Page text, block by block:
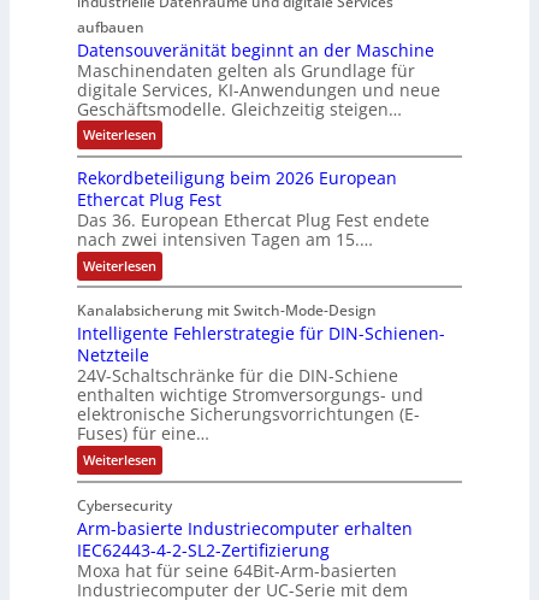
t
r
i
s
c
h
e
A
t
o
m
a
t
i
o
n
g
e
w
ä
h
l
t
l
e
s
c
h
e
G
e
h
ä
u
s
e
e
h
u
n
g
n
c
h
u
z
l
a
c
k
b
e
s
c
i
h
t
u
f
ü
r
g
s
c
h
a
l
t
u
n
g
i
e
l
s
e
M
u
l
t
i
t
u
n
K
i
t
E
o
d
aufbauen
Datensouveränität beginnt an der Maschine
Maschinendaten gelten als Grundlage für
digitale Services, KI-Anwendungen und neue
Geschäftsmodelle. Gleichzeitig steigen…
Weiterlesen:
D
t
e
n
s
o
u
v
r
ä
i
t
ä
t
b
e
g
i
n
n
t
a
n
d
Rekordbeteiligung beim 2026 European
Ethercat Plug Fest
Das 36. European Ethercat Plug Fest endete
nach zwei intensiven Tagen am 15.…
Weiterlesen:
R
k
o
b
e
t
e
i
l
i
g
u
n
g
b
e
Kanalabsicherung mit Switch-Mode-Design
Intelligente Fehlerstrategie für DIN-Schienen-
Netzteile
24V-Schaltschränke für die DIN-Schiene
enthalten wichtige Stromversorgungs- und
elektronische Sicherungsvorrichtungen (E-
Fuses) für eine…
Weiterlesen:
I
t
e
l
i
g
Cybersecurity
Arm-basierte Industriecomputer erhalten
IEC62443-4-2-SL2-Zertifizierung
Moxa hat für seine 64Bit-Arm-basierten
Industriecomputer der UC-Serie mit dem